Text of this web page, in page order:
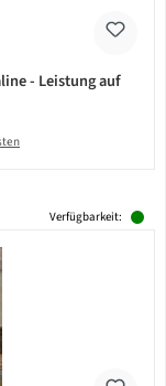
- Leistung auf
Verfügbarkeit: